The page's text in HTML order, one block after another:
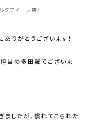
ルクアイーレ店
ありがとうございます！
当の多田羅でございま
したが、慣れてこられた